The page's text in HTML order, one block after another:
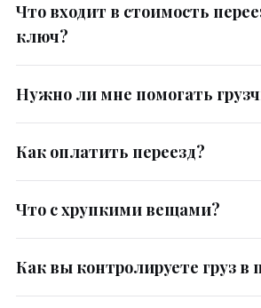
Что входит в стоимость
ключ?
Нужно ли мне помогать
Как оплатить переезд?
Что с хрупкими вещами?
Как вы контролируете груз в